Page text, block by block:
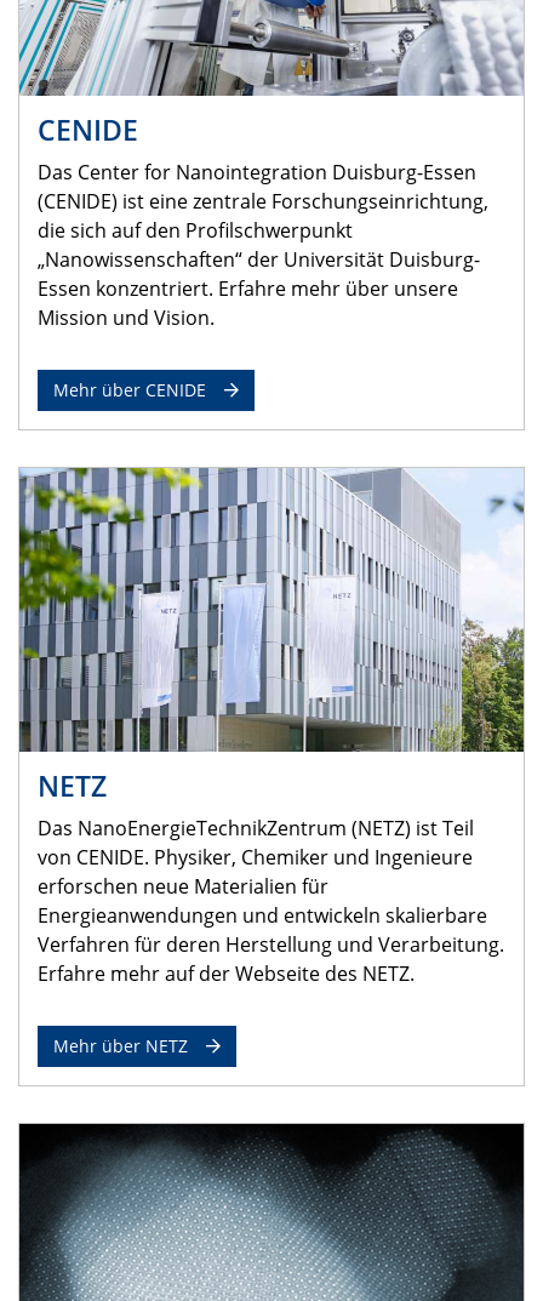
CENIDE
Das Center for Nanointegration Duisburg-Essen
(CENIDE) ist eine zentrale Forschungseinrichtung,
die sich auf den Profilschwerpunkt
„Nanowissenschaften“ der Universität Duisburg-
Essen konzentriert. Erfahre mehr über unsere
Mission und Vision.
Mehr über CENIDE
NETZ
Das NanoEnergieTechnikZentrum (NETZ) ist Teil
von CENIDE. Physiker, Chemiker und Ingenieure
erforschen neue Materialien für
Energieanwendungen und entwickeln skalierbare
Verfahren für deren Herstellung und Verarbeitung.
Erfahre mehr auf der Webseite des NETZ.
Mehr über NETZ